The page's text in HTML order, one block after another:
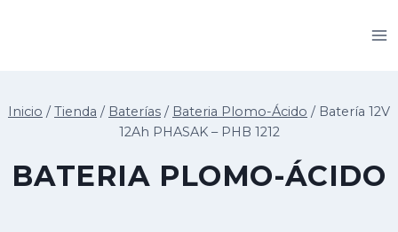
Inicio / Tienda / Baterías / Bateria Plomo-Ácido / Batería 12V
12Ah PHASAK – PHB 1212
BATERIA PLOMO-ÁCIDO